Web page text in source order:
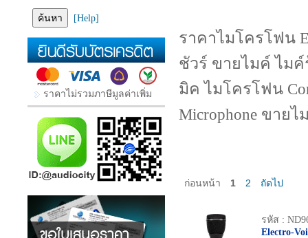
[Help]
ราคาไม่รวมภาษีมูลค่าเพิ่ม
ราคาไมโครโฟน
ชัวร์ ขายไมค์ ไมค์
มิค ไมโครโฟน
Microphone ขายไ
ก่อนหน้า 1 2 ถัดไป
รหัส :
Electro-